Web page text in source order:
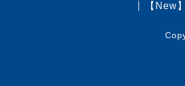
【New